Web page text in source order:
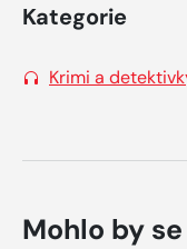
Kategorie
Krimi a
Mohlo by